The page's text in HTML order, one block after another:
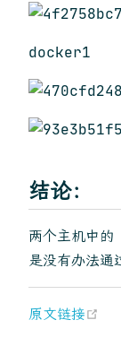
docker1
结论：
两个主机中
是没有办法通
原文链接